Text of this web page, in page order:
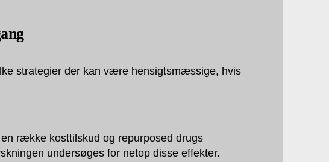
strategier der kan være hensigtsmæssige, hvis
række kosttilskud og repurposed drugs
undersøges for netop disse effekter.